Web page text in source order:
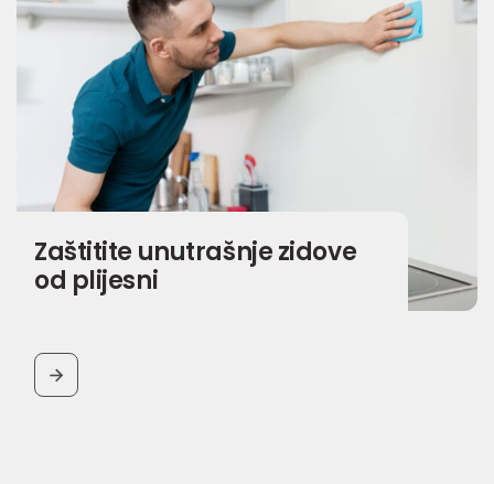
Zaštitite unutrašnje zidove
od plijesni
BUTTON